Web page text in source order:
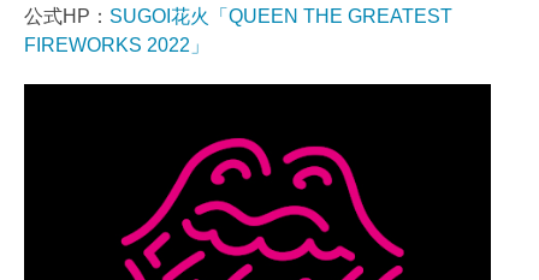
公式HP： SUGOI花火「QUEEN THE GREATEST
FIREWORKS 2022」